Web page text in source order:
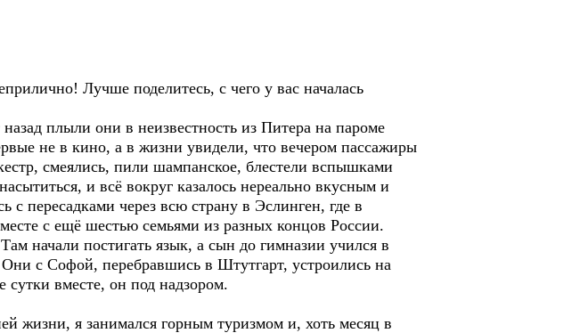
Лучше поделитесь, с чего у вас началась
плыли они в неизвестность из Питера на пароме
не в кино, а в жизни увидели, что вечером пассажиры
смеялись, пили шампанское, блестели вспышками
и всё вокруг казалось нереально вкусным и
пересадками через всю страну в Эслинген, где в
с ещё шестью семьями из разных концов России.
начали постигать язык, а сын до гимназии учился в
с Софой, перебравшись в Штутгарт, устроились на
вместе, он под надзором.
жизни, я занимался горным туризмом и, хоть месяц в